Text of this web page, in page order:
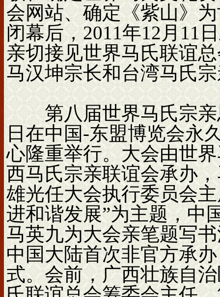
会网站、确定《紫山》
闭幕后，2011年12月11
亲切接见世界马氏联谊
马汉坤宗长和台湾马氏
第八届世界马氏宗亲
日在中国-东盟博览会
心隆重举行。大会由世
西马氏宗亲联谊会承办
雄光任大会执行委员会
进和谐发展”为主题，中
马英九为大会亲笔题写
中国大陆首次非官方承
式。会前，广西壮族自